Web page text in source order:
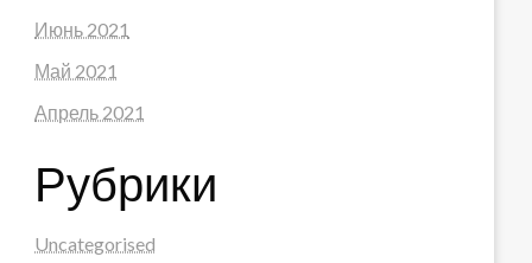
Июнь 2021
Май 2021
Апрель 2021
Рубрики
Uncategorised